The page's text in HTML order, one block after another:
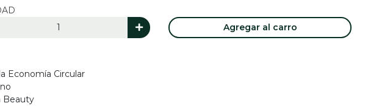
Agregar al carro
Economía Circular
Beauty